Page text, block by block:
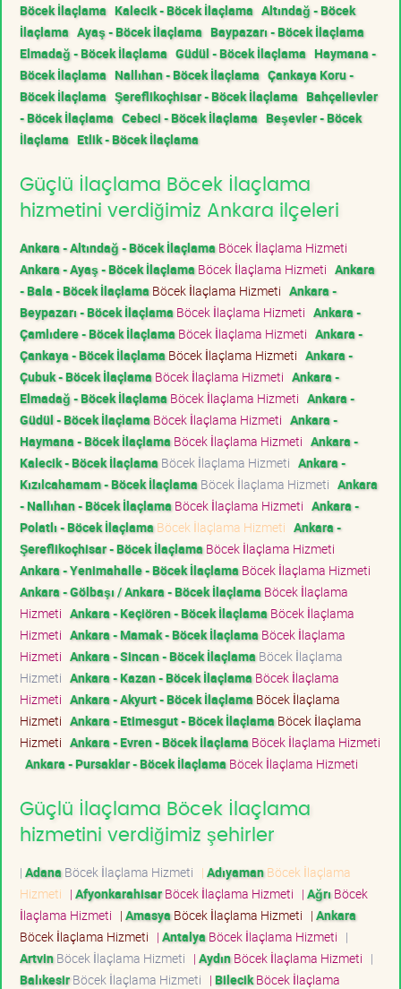
Böcek İlaçlama Kalecik - Böcek İlaçlama Altındağ - Böcek
İlaçlama Ayaş - Böcek İlaçlama Baypazarı - Böcek İlaçlama
Elmadağ - Böcek İlaçlama Güdül - Böcek İlaçlama Haymana -
Böcek İlaçlama Nallıhan - Böcek İlaçlama Çankaya Koru -
Böcek İlaçlama Şereflikoçhisar - Böcek İlaçlama Bahçelievler
- Böcek İlaçlama Cebeci - Böcek İlaçlama Beşevler - Böcek
İlaçlama Etlik - Böcek İlaçlama
Güçlü İlaçlama Böcek İlaçlama
hizmetini verdiğimiz Ankara ilçeleri
Ankara - Altındağ - Böcek İlaçlama Böcek İlaçlama Hizmeti
Ankara - Ayaş - Böcek İlaçlama Böcek İlaçlama Hizmeti Ankara
- Bala - Böcek İlaçlama Böcek İlaçlama Hizmeti Ankara -
Beypazarı - Böcek İlaçlama Böcek İlaçlama Hizmeti Ankara -
Çamlıdere - Böcek İlaçlama Böcek İlaçlama Hizmeti Ankara -
Çankaya - Böcek İlaçlama Böcek İlaçlama Hizmeti Ankara -
Çubuk - Böcek İlaçlama Böcek İlaçlama Hizmeti Ankara -
Elmadağ - Böcek İlaçlama Böcek İlaçlama Hizmeti Ankara -
Güdül - Böcek İlaçlama Böcek İlaçlama Hizmeti Ankara -
Haymana - Böcek İlaçlama Böcek İlaçlama Hizmeti Ankara -
Kalecik - Böcek İlaçlama Böcek İlaçlama Hizmeti Ankara -
Kızılcahamam - Böcek İlaçlama Böcek İlaçlama Hizmeti Ankara
- Nallıhan - Böcek İlaçlama Böcek İlaçlama Hizmeti Ankara -
Polatlı - Böcek İlaçlama Böcek İlaçlama Hizmeti Ankara -
Şereflikoçhisar - Böcek İlaçlama Böcek İlaçlama Hizmeti
Ankara - Yenimahalle - Böcek İlaçlama Böcek İlaçlama Hizmeti
Ankara - Gölbaşı / Ankara - Böcek İlaçlama Böcek İlaçlama
Hizmeti Ankara - Keçiören - Böcek İlaçlama Böcek İlaçlama
Hizmeti Ankara - Mamak - Böcek İlaçlama Böcek İlaçlama
Hizmeti Ankara - Sincan - Böcek İlaçlama Böcek İlaçlama
Hizmeti Ankara - Kazan - Böcek İlaçlama Böcek İlaçlama
Hizmeti Ankara - Akyurt - Böcek İlaçlama Böcek İlaçlama
Hizmeti Ankara - Etimesgut - Böcek İlaçlama Böcek İlaçlama
Hizmeti Ankara - Evren - Böcek İlaçlama Böcek İlaçlama Hizmeti
Ankara - Pursaklar - Böcek İlaçlama Böcek İlaçlama Hizmeti
Güçlü İlaçlama Böcek İlaçlama
hizmetini verdiğimiz şehirler
| Adana Böcek İlaçlama Hizmeti | AdıyamanBöcek İlaçlama
Hizmeti | AfyonkarahisarBöcek İlaçlama Hizmeti | Ağrı Böcek
İlaçlama Hizmeti | Amasya Böcek İlaçlama Hizmeti | Ankara
Böcek İlaçlama Hizmeti | Antalya Böcek İlaçlama Hizmeti |
ArtvinBöcek İlaçlama Hizmeti | AydınBöcek İlaçlama Hizmeti |
BalıkesirBöcek İlaçlama Hizmeti | BilecikBöcek İlaçlama